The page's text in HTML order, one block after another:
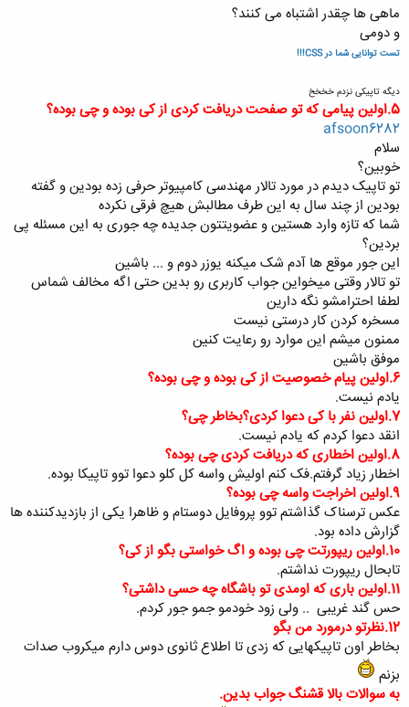
ماهی ها چقدر اشتباه می کنند؟
و دومی
تست توانایی شما در CSS!!!
دیگه تاپیکی نزدم خخخخ
5.اولین پیامی که تو صفحت دریافت کردی از کی بوده و چی بوده؟
afsoon6282
سلام
خوبین؟
تو تاپیک دیدم در مورد تالار مهندسی کامپیوتر حرفی زده بودین و گفته
بودین از چند سال به این طرف مطالبش هیچ فرقی نکرده
شما که تازه وارد هستین و عضویتتون جدیده چه جوری به این مسئله پی
بردین؟
این جور موقع ها آدم شک میکنه یوزر دوم و ... باشین
تو تالار وقتی میخواین جواب کاربری رو بدین حتی اگه مخالف شماس
لطفا احترامشو نگه دارین
مسخره کردن کار درستی نیست
ممنون میشم این موارد رو رعایت کنین
موفق باشین
6.اولین پیام خصوصیت از کی بوده و چی بوده؟
یادم نیست.
7.اولین نفر با کی دعوا کردی؟بخاطر چی؟
انقد دعوا کردم که یادم نیست.
8.اولین اخطاری که دریافت کردی چی بوده؟
اخطار زیاد گرفتم.فک کنم اولیش واسه کل کلو دعوا توو تاپیکا بوده.​
9.اولین اخراجت واسه چی بوده؟
عکس ترسناک گذاشتم توو پروفایل دوستام و ظاهرا یکی از بازدیدکننده ها
گزارش داده بود.
10.اولین ریپورتت چی بوده و اگ خواستی بگو از کی؟
تابحال ریپورت نداشتم.
11.اولین باری که اومدی تو باشگاه چه حسی داشتی؟
حس گند غریبی .. ولی زود خودمو جمو جور کردم.
12.نظرتو درمورد من بگو
بخاطر اون تاپیکهایی که زدی تا اطلاع ثانوی دوس دارم میکروب صدات
بزنم
به سوالات بالا قشنگ جواب بدین.